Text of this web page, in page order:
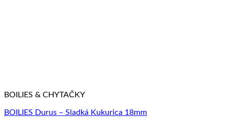
BOILIES & CHYTAČKY
BOILIES Durus – Sladká Kukurica 18mm